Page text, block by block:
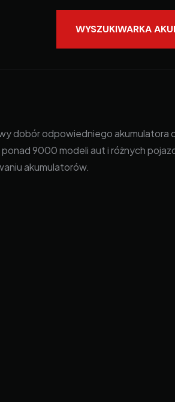
WYSZUKIWARKA
dobór odpowiedniego akumulatora
9000 modeli aut i różnych
akumulatorów.